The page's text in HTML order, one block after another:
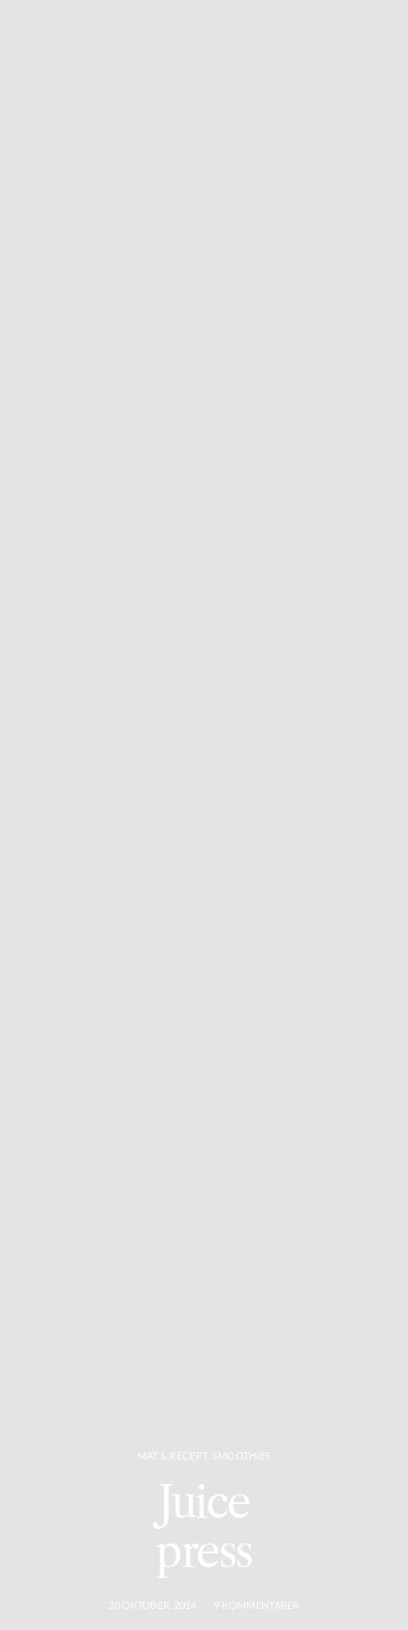
MAT & RECEPT: SMOOTHIES
Juice
press
30 OKTOBER, 2014 9 KOMMENTARER